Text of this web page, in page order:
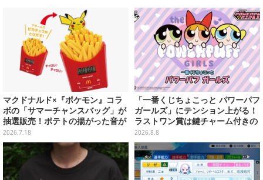
マクドナルド×『ポケモン』コラ
ボの「サマーチャンスバッグ」が
抽選販売！ポテトの揚がった音が
流れる「とびだすピカチュウ ポテ
トタイマー」など当たる
2026.7.18
「一番くじちょこっと パワーパフ
ガールズ」にテンション上がる！
ラストワン賞は鍵チャーム付きの
シール帳スペシャルセット
2026.8.8